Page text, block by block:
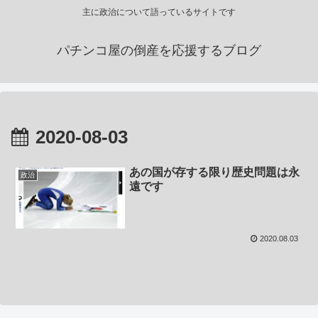
主に政治について語っているサイトです
パチンコ屋の倒産を応援するブログ
2020-08-03
政治
あの国が存する限り歴史問題は永
遠です
2020.08.03